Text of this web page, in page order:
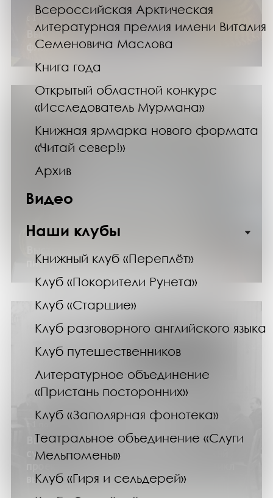
Всероссийская Арктическая
литературная премия имени Виталия
Семеновича Маслова
Книга года
Открытый областной конкурс
«Исследователь Мурмана»
Книжная ярмарка нового формата
«Читай север!»
Архив
Видео
Наши клубы
Книжный клуб «Переплёт»
Клуб «Покорители Рунета»
Клуб «Старшие»
Клуб разговорного английского языка
Клуб путешественников
Литературное объединение
«Пристань посторонних»
Клуб «Заполярная фонотека»
Театральное объединение «Слуги
Мельпомены»
Клуб «Гиря и сельдерей»
с 1 по 30 ноября 2025 года
Выставка «Вокруг света под русским
флагом» (проект «Доступная наука»)
в течение года
писатели-юбиляры»
с 1 по 30 ноября года 2025 года
Выставка «Нюрнбергский процесс: главный
суд XX века» (историко-патриотический
выставок изданий «Русские чтения»)